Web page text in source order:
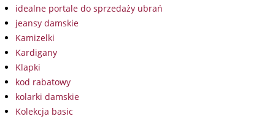
idealne portale do sprzedaży ubrań
jeansy damskie
Kamizelki
Kardigany
Klapki
kod rabatowy
kolarki damskie
Kolekcja basic